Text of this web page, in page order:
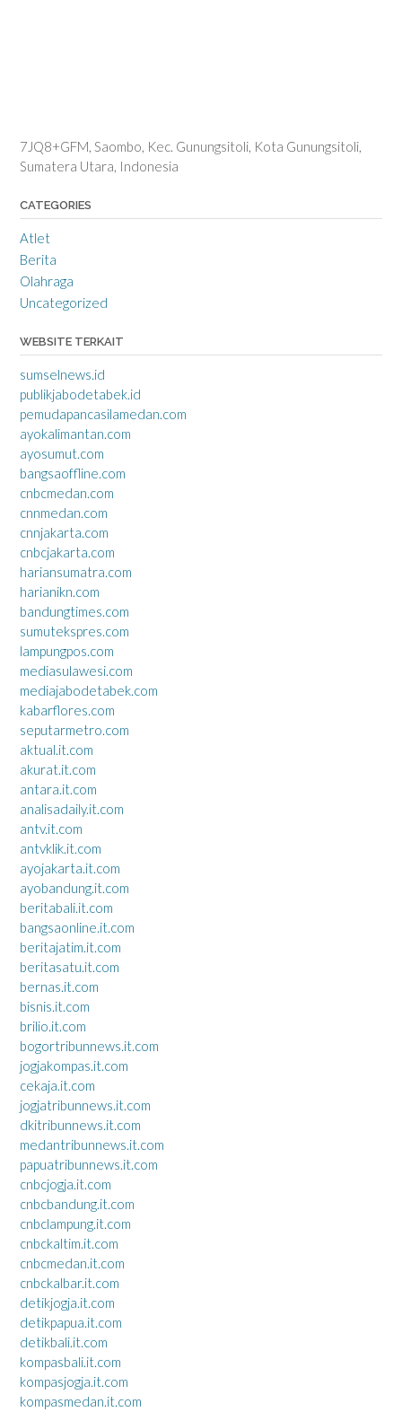
7JQ8+GFM, Saombo, Kec. Gunungsitoli, Kota Gunungsitoli,
Sumatera Utara, Indonesia
CATEGORIES
Atlet
Berita
Olahraga
Uncategorized
WEBSITE TERKAIT
sumselnews.id
publikjabodetabek.id
pemudapancasilamedan.com
ayokalimantan.com
ayosumut.com
bangsaoffline.com
cnbcmedan.com
cnnmedan.com
cnnjakarta.com
cnbcjakarta.com
hariansumatra.com
harianikn.com
bandungtimes.com
sumutekspres.com
lampungpos.com
mediasulawesi.com
mediajabodetabek.com
kabarflores.com
seputarmetro.com
aktual.it.com
akurat.it.com
antara.it.com
analisadaily.it.com
antv.it.com
antvklik.it.com
ayojakarta.it.com
ayobandung.it.com
beritabali.it.com
bangsaonline.it.com
beritajatim.it.com
beritasatu.it.com
bernas.it.com
bisnis.it.com
brilio.it.com
bogortribunnews.it.com
jogjakompas.it.com
cekaja.it.com
jogjatribunnews.it.com
dkitribunnews.it.com
medantribunnews.it.com
papuatribunnews.it.com
cnbcjogja.it.com
cnbcbandung.it.com
cnbclampung.it.com
cnbckaltim.it.com
cnbcmedan.it.com
cnbckalbar.it.com
detikjogja.it.com
detikpapua.it.com
detikbali.it.com
kompasbali.it.com
kompasjogja.it.com
kompasmedan.it.com